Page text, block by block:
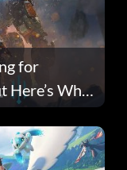
for
Here’s Why